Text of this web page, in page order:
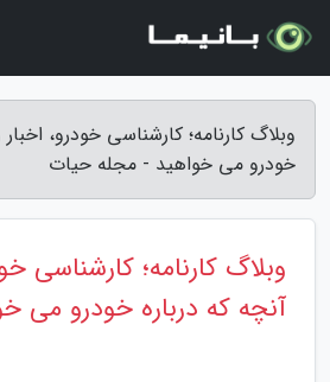
وبلاگ کارنامه؛ کارشناسی خودرو،
خودرو می خواهید - مجله حیات
وبلاگ کارنامه؛ کارشناسی
آنچه که درباره خودرو می